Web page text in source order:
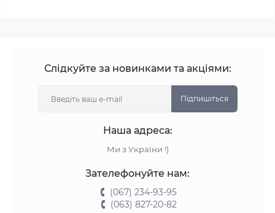
Слідкуйте за новинками та акціями:
Підпишіться
Наша адреса:
Ми з України !)
Зателефонуйте нам:
(067) 234-93-95
(063) 827-20-82